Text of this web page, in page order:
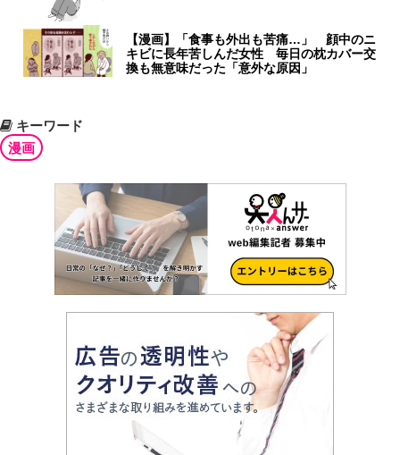
【漫画】「食事も外出も苦痛…」 顔中のニ
キビに長年苦しんだ女性 毎日の枕カバー交
換も無意味だった「意外な原因」
キーワード
漫画